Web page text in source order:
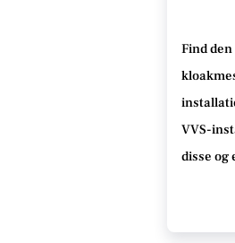
Find
VVS-
disse og